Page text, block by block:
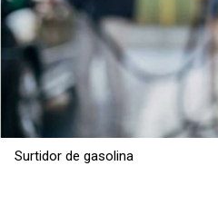
Copiar
Surtidor de gasolina